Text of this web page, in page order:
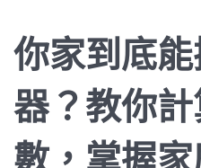
你家到底
器？教你
數，掌握